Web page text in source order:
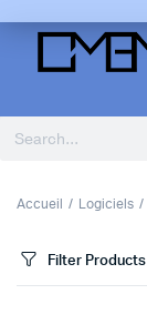
Accueil Logiciels
Filter Products